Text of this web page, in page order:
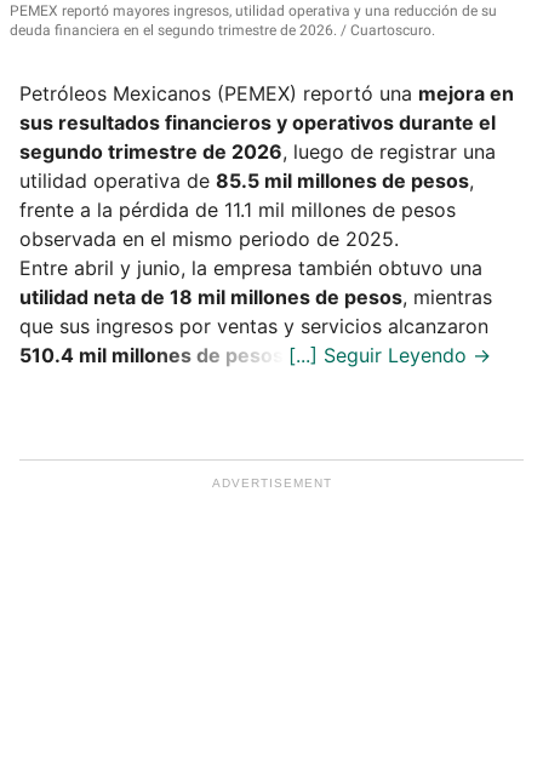
PEMEX reportó mayores ingresos, utilidad operativa y una reducción de su
deuda financiera en el segundo trimestre de 2026.
Cuartoscuro.
Petróleos Mexicanos (PEMEX) reportó una mejora en
sus resultados financieros y operativos durante el
segundo trimestre de 2026, luego de registrar una
utilidad operativa de 85.5 mil millones de pesos,
frente a la pérdida de 11.1 mil millones de pesos
observada en el mismo periodo de 2025.
Entre abril y junio, la empresa también obtuvo una
utilidad neta de 18 mil millones de pesos, mientras
que sus ingresos por ventas y servicios alcanzaron
510.4 mil millones de pesos